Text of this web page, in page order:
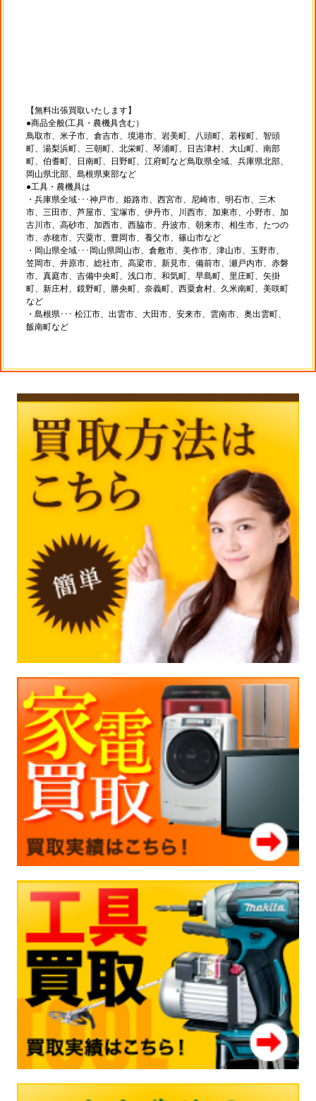
【無料出張買取いたします】
●商品全般(工具・農機具含む）
鳥取市、米子市、倉吉市、境港市、岩美町、八頭町、若桜町、智頭
町、湯梨浜町、三朝町、北栄町、琴浦町、日吉津村、大山町、南部
町、伯耆町、日南町、日野町、江府町など鳥取県全域、兵庫県北部、
岡山県北部、島根県東部など
●工具・農機具は
・兵庫県全域･･･神戸市、姫路市、西宮市、尼崎市、明石市、三木
市、三田市、芦屋市、宝塚市、伊丹市、川西市、加東市、小野市、加
古川市、高砂市、加西市、西脇市、丹波市、朝来市、相生市、たつの
市、赤穂市、宍粟市、豊岡市、養父市、篠山市など
・岡山県全域･･･岡山県岡山市、倉敷市、美作市、津山市、玉野市、
笠岡市、井原市、総社市、高梁市、新見市、備前市、瀬戸内市、赤磐
市、真庭市、吉備中央町、浅口市、和気町、早島町、里庄町、矢掛
町、新庄村、鏡野町、勝央町、奈義町、西粟倉村、久米南町、美咲町
など
・島根県･･･ 松江市、出雲市、大田市、安来市、雲南市、奥出雲町、
飯南町など